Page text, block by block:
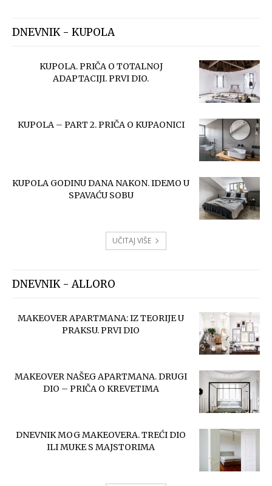
DNEVNIK - KUPOLA
KUPOLA. PRIČA O TOTALNOJ
ADAPTACIJI. PRVI DIO.
KUPOLA – PART 2. PRIČA O KUPAONICI
KUPOLA GODINU DANA NAKON. IDEMO U
SPAVAĆU SOBU
UČITAJ VIŠE
DNEVNIK - ALLORO
MAKEOVER APARTMANA: IZ TEORIJE U
PRAKSU. PRVI DIO
MAKEOVER NAŠEG APARTMANA. DRUGI
DIO – PRIČA O KREVETIMA
DNEVNIK MOG MAKEOVERA. TREĆI DIO
ILI MUKE S MAJSTORIMA